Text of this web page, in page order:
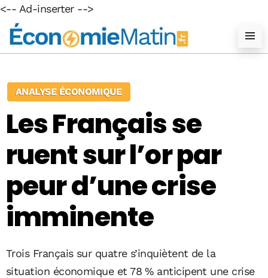
<-- Ad-inserter -->
ANALYSE ÉCONOMIQUE
Les Français se
ruent sur l’or par
peur d’une crise
imminente
Trois Français sur quatre s’inquiètent de la
situation économique et 78 % anticipent une crise